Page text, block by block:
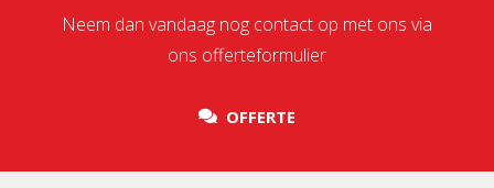
Neem dan vandaag nog contact op met ons via
ons offerteformulier
OFFERTE